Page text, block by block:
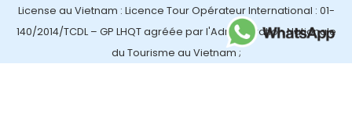
License au Vietnam : Licence Tour Opérateur International : 01-
140/2014/TCDL – GP LHQT agréée par l'Administration Nationale
du Tourisme au Vietnam ;